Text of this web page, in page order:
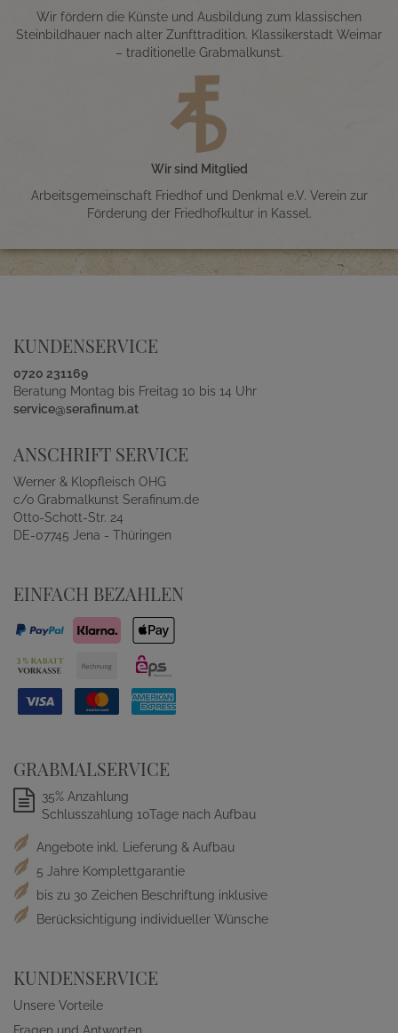
Wir fördern die Künste und Ausbildung zum klassischen
Steinbildhauer nach alter Zunfttradition. Klassikerstadt Weimar
– traditionelle Grabmalkunst.
Wir sind Mitglied
Arbeitsgemeinschaft Friedhof und Denkmal e.V. Verein zur
Förderung der Friedhofkultur in Kassel.
KUNDENSERVICE
0720 231169
Beratung Montag bis Freitag 10 bis 14 Uhr
service@serafinum.at
ANSCHRIFT SERVICE
Werner & Klopfleisch OHG
c/o Grabmalkunst Serafinum.de
Otto-Schott-Str. 24
DE-07745 Jena - Thüringen
EINFACH BEZAHLEN
GRABMALSERVICE
35% Anzahlung
Schlusszahlung 10Tage nach Aufbau
Angebote inkl. Lieferung & Aufbau
5 Jahre Komplettgarantie
bis zu 30 Zeichen Beschriftung inklusive
Berücksichtigung individueller Wünsche
KUNDENSERVICE
Unsere Vorteile
Fragen und Antworten